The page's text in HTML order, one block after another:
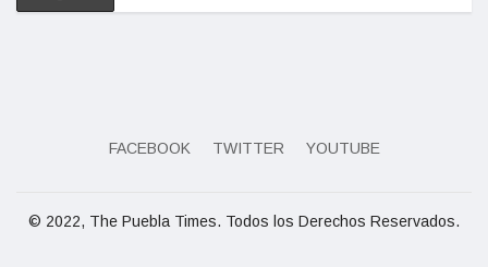
FACEBOOK TWITTER YOUTUBE
© 2022, The Puebla Times. Todos los Derechos Reservados.